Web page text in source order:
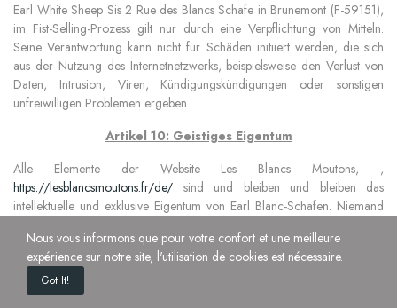
Earl White Sheep Sis 2 Rue des Blancs Schafe in Brunemont (F-59151),
im Fist-Selling-Prozess gilt nur durch eine Verpflichtung von Mitteln.
Seine Verantwortung kann nicht für Schäden initiiert werden, die sich
aus der Nutzung des Internetnetzwerks, beispielsweise den Verlust von
Daten, Intrusion, Viren, Kündigungskündigungen oder sonstigen
unfreiwilligen Problemen ergeben.
Artikel 10: Geistiges Eigentum
Alle Elemente der Website Les Blancs Moutons, ,
https://lesblancsmoutons.fr/de/ sind und bleiben und bleiben das
intellektuelle und exklusive Eigentum von Earl Blanc-Schafen. Niemand
verwenden, auch Elemente der Site, die sie in Form von Foto, Logo,
visuell oder Text befinden.
Nous vous informons que pour votre confort et une meilleure
expérience sur notre site, l'utilisation de cookies est nécessaire.
Got It!